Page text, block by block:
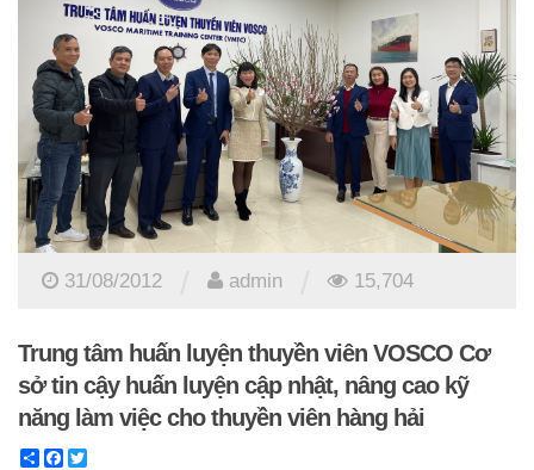
31/08/2012 admin 15,704
Trung tâm huấn luyện thuyền viên VOSCO Cơ
sở tin cậy huấn luyện cập nhật, nâng cao kỹ
năng làm việc cho thuyền viên hàng hải
ShareFacebook